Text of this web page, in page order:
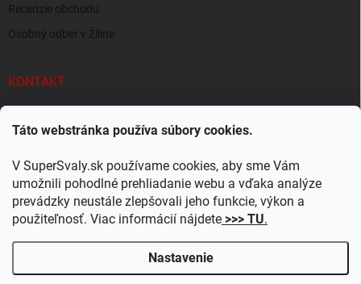
Táto webstránka používa súbory cookies.
V SuperSvaly.sk používame cookies, aby sme Vám
umožnili pohodlné prehliadanie webu a vďaka analýze
prevádzky neustále zlepšovali jeho funkcie, výkon a
použiteľnosť. Viac informácií nájdete >>> TU.
Nastavenie
Recenzie obchodu
Osobný odber v Žiline
KONTAKT
SuperSvaly.sk - doplnky výživy
supersvaly.sk